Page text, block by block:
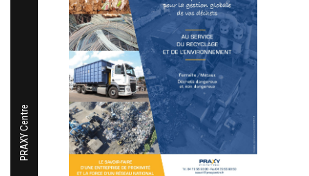
PRAXY Centre